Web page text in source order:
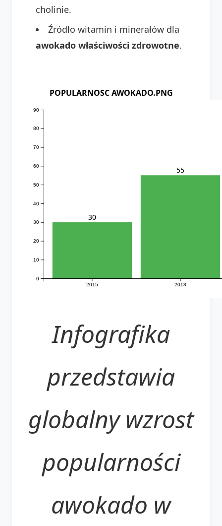
cholinie.
Źródło witamin i minerałów dla
awokado właściwości zdrowotne.
POPULARNOSC AWOKADO.PNG
2015 2018
0
10
20
30
40
50
60
70
80
90
30
55
Infografika
przedstawia
globalny wzrost
popularności
awokado w